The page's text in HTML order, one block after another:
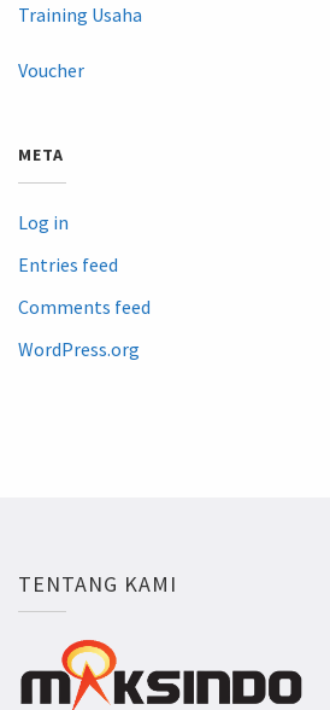
Training Usaha
Voucher
META
Log in
Entries feed
Comments feed
WordPress.org
TENTANG KAMI